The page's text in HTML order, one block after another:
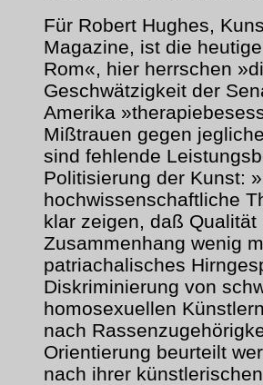
Für Robert Hughes,
Magazine, ist die
Rom«, hier herrschen
Geschwätzigkeit der
Amerika
Mißtrauen gegen
sind fehlende
Politisierung der Kunst:
hochwissenschaftliche
klar zeigen, daß
Zusammenhang wenig
patriachalisches
Diskriminierung von
homosexuellen
nach
Orientierung beurteilt
nach ihrer